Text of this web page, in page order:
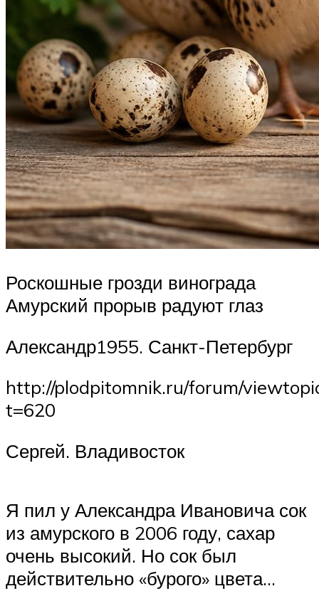
Роскошные грозди винограда
Амурский прорыв радуют глаз
Александр1955. Санкт-Петербург
http://plodpitomnik.ru/forum/
t=620
Сергей. Владивосток
Я пил у Александра Ивановича сок
из амурского в 2006 году, сахар
очень высокий. Но сок был
действительно «бурого» цвета…